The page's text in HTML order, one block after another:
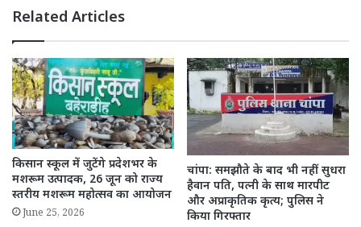
Related Articles
किसान स्कूल में जुटेंगे प्रदेशभर के
मशरूम उत्पादक, 26 जून को राज्य
स्तरीय मशरूम महोत्सव का आयोजन
June 25, 2026
चांपा: समझौते के बाद भी नहीं सुधरा
हैवान पति, पत्नी के साथ मारपीट
और अप्राकृतिक कृत्य; पुलिस ने
किया गिरफ्तार